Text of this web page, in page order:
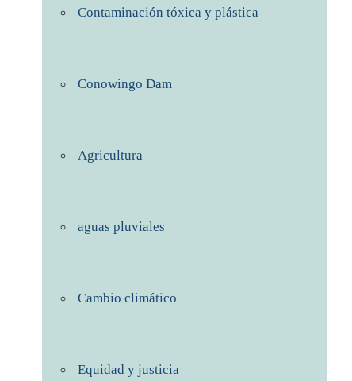
Contaminación tóxica y plástica
Conowingo Dam
Agricultura
aguas pluviales
Cambio climático
Equidad y justicia